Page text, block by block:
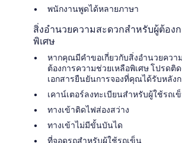
พนักงานพูดได้หลายภาษา
สิ่งอำนวยความสะดวกสำหรับผู้ต้อง
พิเศษ
หากคุณมีคำขอเกี่ยวกับสิ่งอำนวยควา
ต้องการความช่วยเหลือพิเศษ โปรด
เอกสารยืนยันการจองที่คุณได้รับหลังก
เคาน์เตอร์ลงทะเบียนสำหรับผู้ใช้รถเ
ทางเข้าติดไฟส่องสว่าง
ทางเข้าไม่มีขั้นบันได
ที่จอดรถสำหรับผู้ใช้รถเข็น